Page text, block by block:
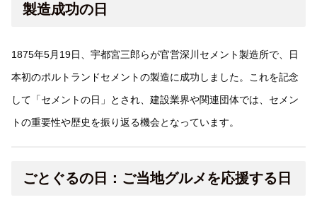
製造成功の日
1875年5月19日、宇都宮三郎らが官営深川セメント製造所で、日
本初のポルトランドセメントの製造に成功しました。これを記念
して「セメントの日」とされ、建設業界や関連団体では、セメン
トの重要性や歴史を振り返る機会となっています。
ごとぐるの日：ご当地グルメを応援する日